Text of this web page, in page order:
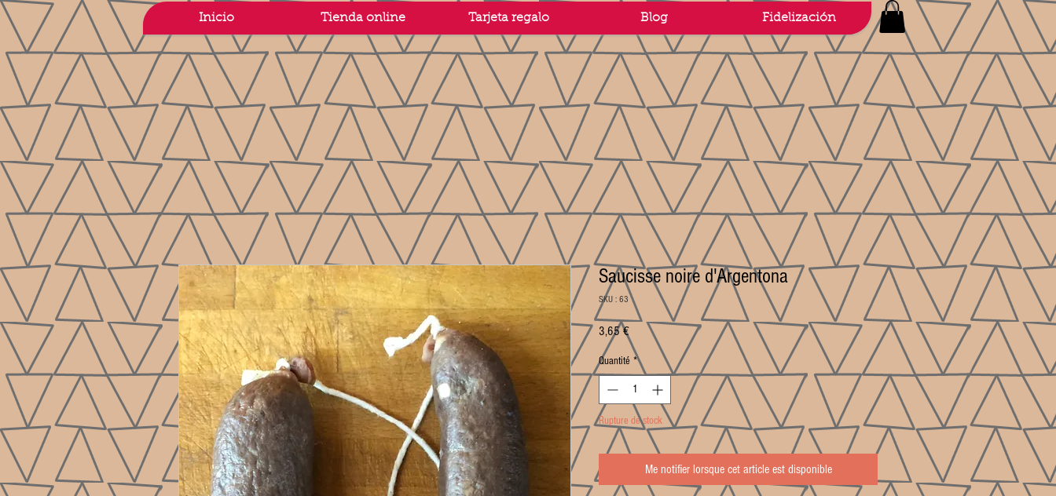
Inicio Tienda online Tarjeta regalo Blog Fidelización
Saucisse noire d'Argentona
SKU : 63
3,65 €Prix
Quantité *
Rupture de stock
Me notifier lorsque cet article est disponible